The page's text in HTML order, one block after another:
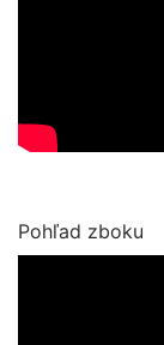
Pohľad zboku